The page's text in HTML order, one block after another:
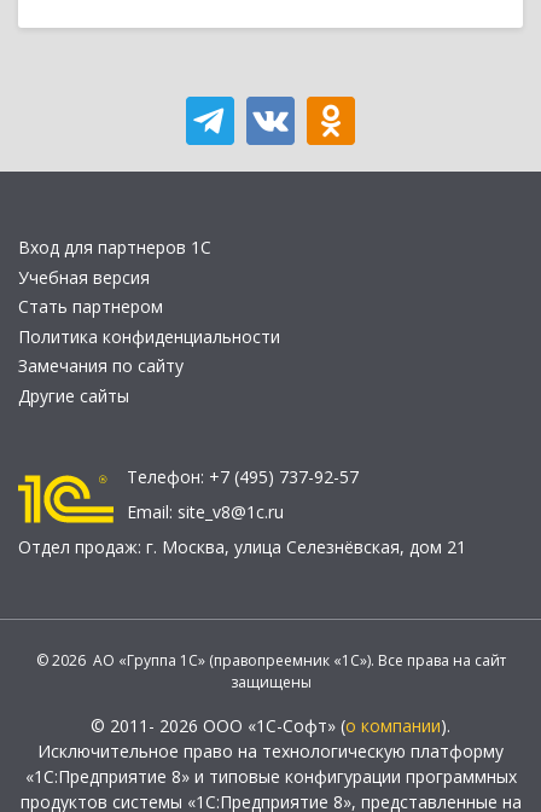
Вход для партнеров 1С
Учебная версия
Стать партнером
Политика конфиденциальности
Замечания по сайту
Другие сайты
Телефон: +7 (495) 737-92-57
Email: site_v8@1c.ru
Отдел продаж: г. Москва, улица Селезнёвская, дом 21
© 2026 АО «Группа 1С» (правопреемник «1С»). Все права на сайт
защищены
© 2011- 2026 ООО «1С-Софт» (о компании).
Исключительное право на технологическую платформу
«1С:Предприятие 8» и типовые конфигурации программных
продуктов системы «1С:Предприятие 8», представленные на